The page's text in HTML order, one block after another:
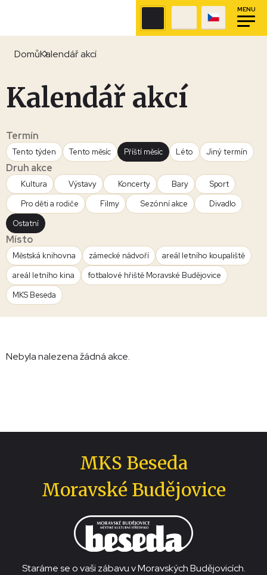
MENU
DomůKalendář akcí
Kalendář akcí
Termín
Tento týden Tento měsíc Příští měsíc Léto Jiný termín
Druh akce
Kultura Výstavy Koncerty Bary
Sport
Pro děti a rodiče
Filmy Sezónní akce
Divadlo
Ostatní
Místo
Městská knihovna zámecké nádvoří
areál letního koupaliště
areál letního kina
fotbalové hřiště Moravské Budějovice
MKS Beseda
Nebyla nalezena žádná akce.
MKS Beseda
Moravské Budějovice
Staráme se o vaši zábavu v Moravských Budějovicích.